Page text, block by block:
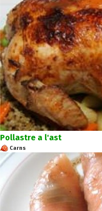
Pollastre a l'ast
Carns